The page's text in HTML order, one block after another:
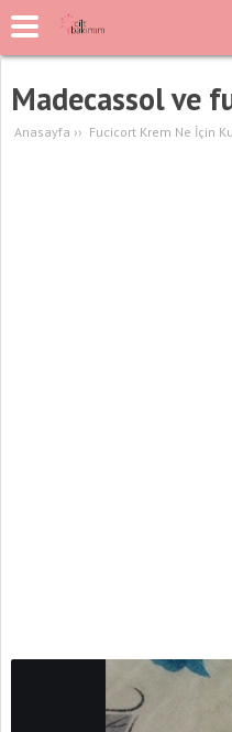
Madecassol ve
Anasayfa ›› Fucicort Krem Ne İçin